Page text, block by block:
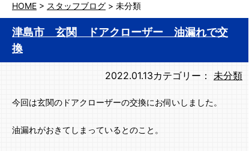
HOME > スタッフブログ > 未分類
津島市 玄関 ドアクローザー 油漏れで交
換
2022.01.13カテゴリー： 未分類
今回は玄関のドアクローザーの交換にお伺いしました。
油漏れがおきてしまっているとのこと。